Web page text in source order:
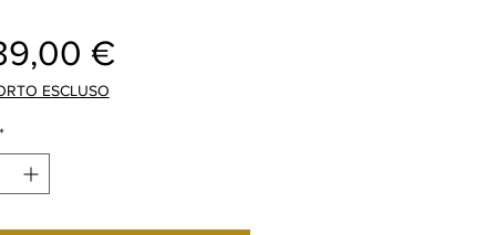
€Preis
ESCLUSO
*